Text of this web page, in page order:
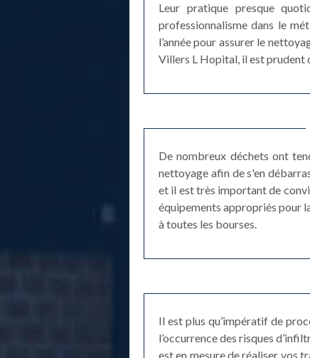
Leur pratique presque
professionnalisme dans le
l’année pour assurer le
Villers L Hopital, il est prudent
De nombreux déchets ont
nettoyage afin de s'en
et il est très important de
équipements appropriés pour
à toutes les bourses.
Il est plus qu’impératif de
l’occurrence des risques
est en mesure de réaliser vos